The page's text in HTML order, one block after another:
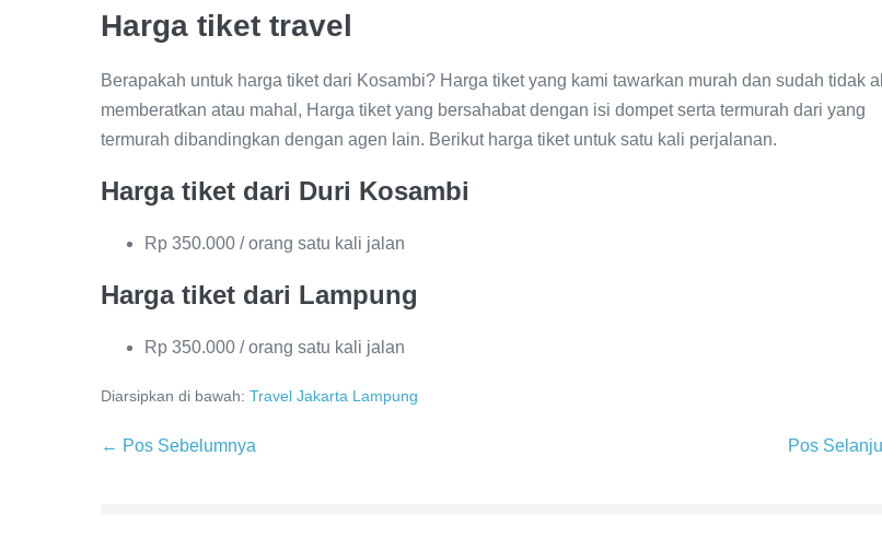
Harga tiket travel
Berapakah untuk harga tiket dari Kosambi? Harga tiket yang kami tawarkan murah dan sudah tidak
memberatkan atau mahal, Harga tiket yang bersahabat dengan isi dompet serta termurah dari yang
termurah dibandingkan dengan agen lain. Berikut harga tiket untuk satu kali perjalanan.
Harga tiket dari Duri Kosambi
Rp 350.000 / orang satu kali jalan
Harga tiket dari Lampung
Rp 350.000 / orang satu kali jalan
Diarsipkan di bawah: Travel Jakarta Lampung
← Pos Sebelumnya Pos